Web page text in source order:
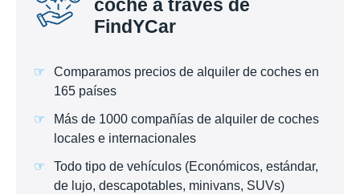
coche a través de
FindYCar
Comparamos precios de alquiler de coches en
165 países
Más de 1000 compañías de alquiler de coches
locales e internacionales
Todo tipo de vehículos (Económicos, estándar,
de lujo, descapotables, minivans, SUVs)